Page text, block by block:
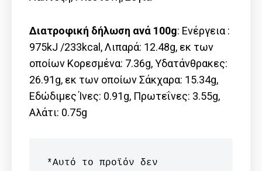
Διατροφική δήλωση ανά 100g: Ενέργεια :
975kJ /233kcal, Λιπαρά: 12.48g, εκ των
οποίων Kορεσμένα: 7.36g, Υδατάνθρακες:
26.91g, εκ των οποίων Σάκχαρα: 15.34g,
Εδώδιμες Ίνες: 0.91g, Πρωτεΐνες: 3.55g,
Αλάτι: 0.75g
*Αυτό το προϊόν δεν